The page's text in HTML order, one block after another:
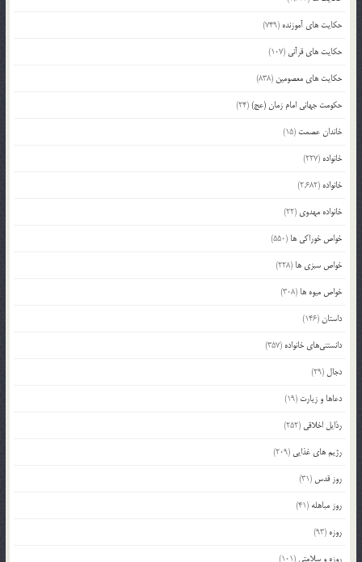
حکایت های آموزنده (749)
حکایت های قرآنی (107)
حکایت های معصومین (838)
حکومت جهانی امام زمان (عج)(24)
خاندان عصمت (15)
خانواده (227)
خانواده (2,682)
خانواده مهدوی (22)
خواص خوراکی ها (550)
خواص سبزی ها (228)
خواص میوه ها (308)
داستان (146)
دانستنی‌های خانواده (357)
دجال (29)
دعاها و زیارت (19)
رذایل اخلاقی (252)
رژیم های غذایی (209)
روز قدس (31)
روز مباهله (41)
روزه (93)
روزه و سلامتی (101)